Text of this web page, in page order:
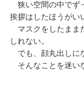
狭い空間の中でず
挨拶はしたほうがい
マスクをしたまま
しれない。
でも、顔丸出しに
そんなことを迷い